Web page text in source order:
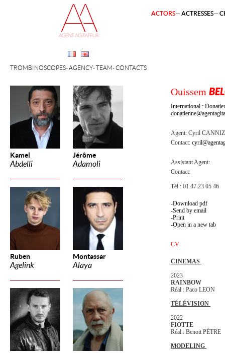
Kamel
Abdelli
Jérôme
Adamoli
Ruben
Agelink
Montassar
Alaya
TROMBINOSCOPES AGENCY TEAM CONTACTS
ACTORS ACTRESSES
Ouissem
International :
Agent: Cyril
Contact:
Assistant Agent:
Contact:
Tél : 01 47 23 05 46
Download pdf
Send by email
Print
Open in a new tab
CV
CINEMAS
2023
RAINBOW
Réal : Paco LEON
TÉLÉVISION
2022
FIOTTE
Réal : Benoit PÉTRE
MODELING